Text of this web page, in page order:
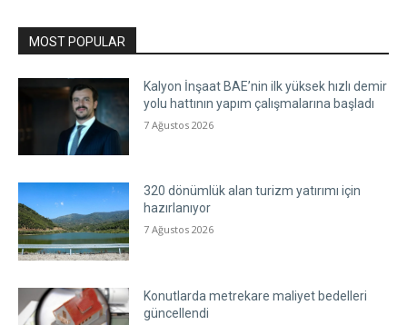
MOST POPULAR
Kalyon İnşaat BAE’nin ilk yüksek hızlı demir
yolu hattının yapım çalışmalarına başladı
7 Ağustos 2026
320 dönümlük alan turizm yatırımı için
hazırlanıyor
7 Ağustos 2026
Konutlarda metrekare maliyet bedelleri
güncellendi